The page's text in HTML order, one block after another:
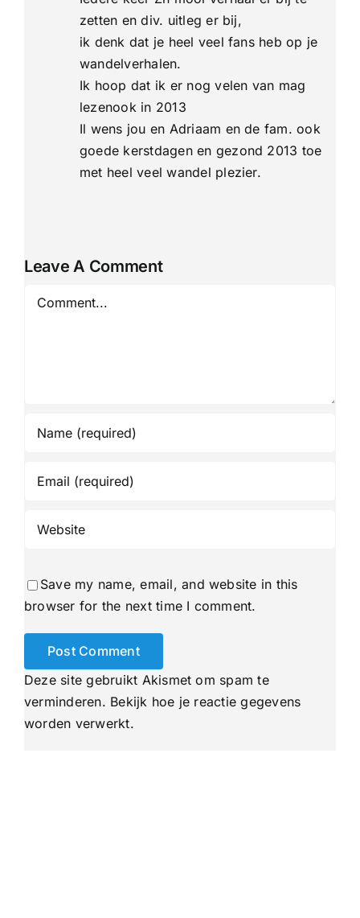
zetten en div. uitleg er bij,
ik denk dat je heel veel fans heb op je
wandelverhalen.
Ik hoop dat ik er nog velen van mag
lezenook in 2013
Il wens jou en Adriaam en de fam. ook
goede kerstdagen en gezond 2013 toe
met heel veel wandel plezier.
Leave A Comment
Save my name, email, and website in this
browser for the next time I comment.
Deze site gebruikt Akismet om spam te
verminderen. Bekijk hoe je reactie gegevens
worden verwerkt.